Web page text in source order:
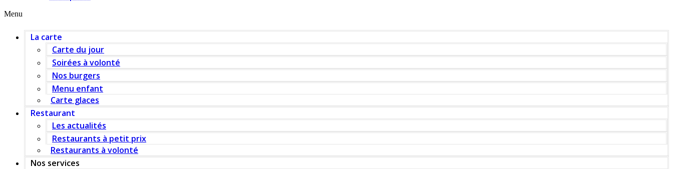
Menu
La carte
Carte du jour
Soirées à volonté
Nos burgers
Menu enfant
Carte glaces
Restaurant
Les actualités
Restaurants à petit prix
Restaurants à volonté
Nos services